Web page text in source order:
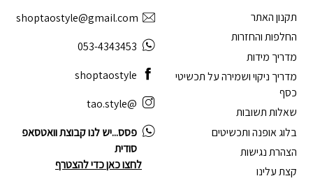
תקנון האתר
החלפות והחזרות
מדריך מידות
מדריך ניקוי ושמירה על תכשיטי
כסף
שאלות תשובות
בלוג אופנה ותכשיטים
הצהרת נגישות
קצת עלינו
shoptaostyle@gmail.com
053-4343453
shoptaostyle
@tao.style
פסס...יש לנו קבוצת וואטסאפ
סודית
לחצו כאן כדי להצטרף